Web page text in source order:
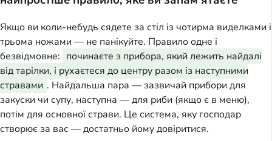
Якщо ви коли-небудь сядете за стіл із чотирма виделками і
трьома ножами — не панікуйте. Правило одне і
безвідмовне: починаєте з прибора, який лежить найдалі
від тарілки, і рухаєтеся до центру разом із наступними
стравами . Найдальша пара — зазвичай прибори для
закуски чи супу, наступна — для риби (якщо є в меню),
потім для основної страви. Це система, яку господар
створює за вас — достатньо йому довіритися.